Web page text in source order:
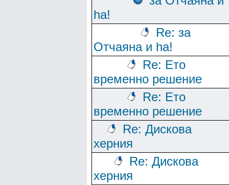
ha!
Re: за
Отчаяна и ha!
Re: Ето
временно решение
Re: Ето
временно решение
Re: Дискова
херния
Re: Дискова
херния